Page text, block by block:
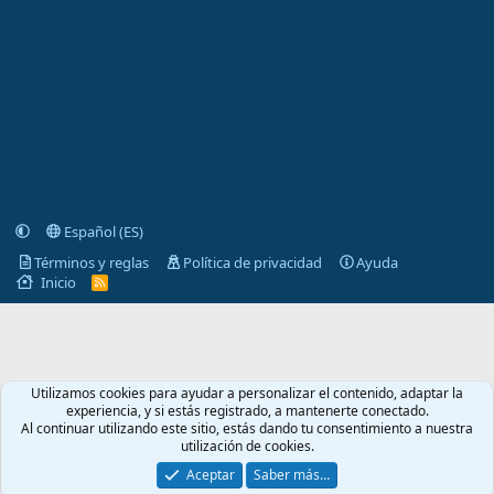
Español (ES)
Términos y reglas
Política de privacidad
Ayuda
Inicio
R
S
Utilizamos cookies para ayudar a personalizar el contenido, adaptar la
experiencia, y si estás registrado, a mantenerte conectado.
Al continuar utilizando este sitio, estás dando tu consentimiento a nuestra
utilización de cookies.
Aceptar
Saber más…